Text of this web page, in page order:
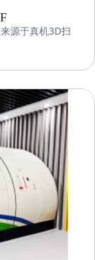
源于真机3D扫
、电动油门
读灯、泛光灯、